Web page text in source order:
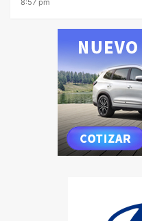
8:57 pm